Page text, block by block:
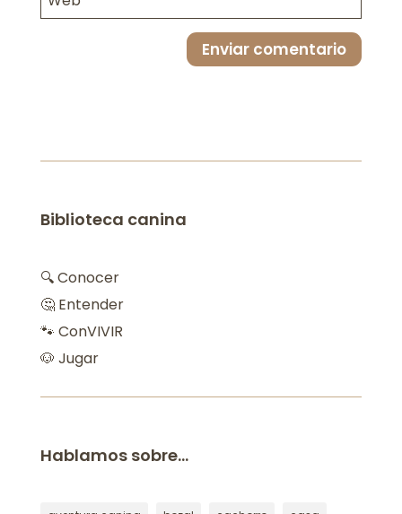
Enviar comentario
Biblioteca canina
🔍 Conocer
🤔 Entender
🐾 ConVIVIR
🐶 Jugar
Hablamos sobre…